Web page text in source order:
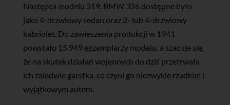
Następca modelu 319. BMW 326 dostępne było
jako 4-drzwiowy sedan oraz 2- lub 4-drzwiowy
kabriolet. Do zawieszenia produkcji w 1941
powstało 15.949 egzemplarzy modelu. a szacuje się,
że na skutek działań wojennych do dziś przetrwała
ich zaledwie garstka, co czyni go niezwykle rzadkim i
wyjątkowym autem.